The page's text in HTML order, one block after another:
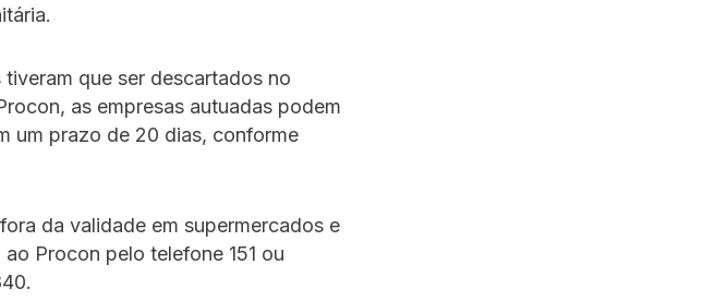
que ser descartados no
as empresas autuadas podem
um prazo de 20 dias, conforme
da validade em supermercados e
Procon pelo telefone 151 ou